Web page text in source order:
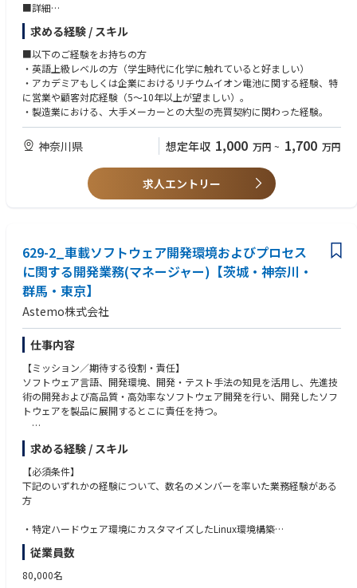
■詳細
・EV顧客向け戦略立案、プロジェクト管理、契約・価格・SCM・ビジネス
交渉
・顧客（自動車、モビリティ、ドローン、パワーツール、デバイスメーカ
ー等）とのコミュニケーションを進め、顧客への提案、顧客とのプロジェ
クトを管理する。
・顧客へのプレゼンテーションや、国内外の顧客との交渉、契約書（英
文・日本語）のレビュー（弁護士サポート有）など必要な活動を行う。
し、ファシリテートするとともに、技術メンバーの開発活動を支援する。
・顧客フィードバックや技術視点も含む市場レポート等の情報を分析・考
察して、戦略立案や顧客への価値ある提案に貢献する。
・有用な業界トレンド情報をチームに共有する
・資金調達活動の支援を行う
・コストや性能など高く評価されており、現在非常に多くの引き合いがあ
る状況。それぞれの取捨選択や土台に乗せていく必要がある。
求める経験 / スキル
■以下のご経験をお持ちの方
・英語上級レベルの方（学生時代に化学に触れていると好ましい）
・アカデミアもしくは企業におけるリチウムイオン電池に関する経験、特
に営業や顧客対応経験（5～10年以上が望ましい）。
・製造業における、大手メーカーとの大型の売買契約に関わった経験。
神奈川県 想定年収 1,000 万円 ~ 1,700 万円
求人エントリー
629-2_車載ソフトウェア開発環境およびプロセス
に関する開発業務(マネージャー)【茨城・神奈川・
群馬・東京】
Astemo株式会社
仕事内容
【ミッション／期待する役割・責任】
ソフトウェア言語、開発環境、開発・テスト手法の知見を活用し、先進技
術の開発および高品質・高効率なソフトウェア開発を行い、開発したソフ
トウェアを製品に展開するとこに責任を持つ。
【職務概要（具体的な業務内容）】
車載コントローラーの開発環境(クラウド環境、自動化、CI/CD)の開発。セ
キュリティ、ソフトウェア更新(OTA)、ソフトウェア部品管理(SBOM)およ
び新SoC/MPU向けプラットフォーム・プロセスの構築。機能安全規格ISO
発プロセス・ツールの整備。次世代AD/ADAS ECU および OTA/Securityが
【仕事の魅力・やりがい・キャリアパス】
求める経験 / スキル
【必須条件】
下記のいずれかの経験について、数名のメンバーを率いた業務経験がある
方
・特定ハードウェア環境にカスタマイズしたLinux環境構築
・標準ディストリビューションの修正を伴うLinuxの業務利用
・AI環境のカスタマイズを自力で行った経験
・OSSへのコントリビューション
従業員数
80,000名